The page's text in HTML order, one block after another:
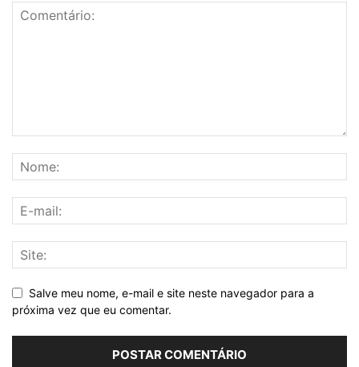
Salve meu nome, e-mail e site neste navegador para a
próxima vez que eu comentar.